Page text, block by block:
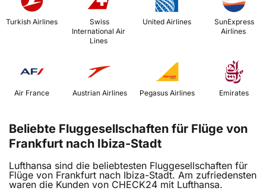
Turkish Airlines
International Air
Lines
United Airlines
Airlines
Air France Austrian Airlines Emirates
Beliebte Fluggesellschaften für Flüge von
Frankfurt nach Ibiza-Stadt
Lufthansa sind die beliebtesten Fluggesellschaften für
Flüge von Frankfurt nach Ibiza-Stadt. Am zufriedensten
waren die Kunden von CHECK24 mit Lufthansa.